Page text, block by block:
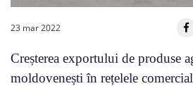
23 mar 2022
Creșterea exportului de produse
moldovenești în rețelele